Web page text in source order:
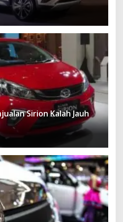
Sirion Kalah Jauh